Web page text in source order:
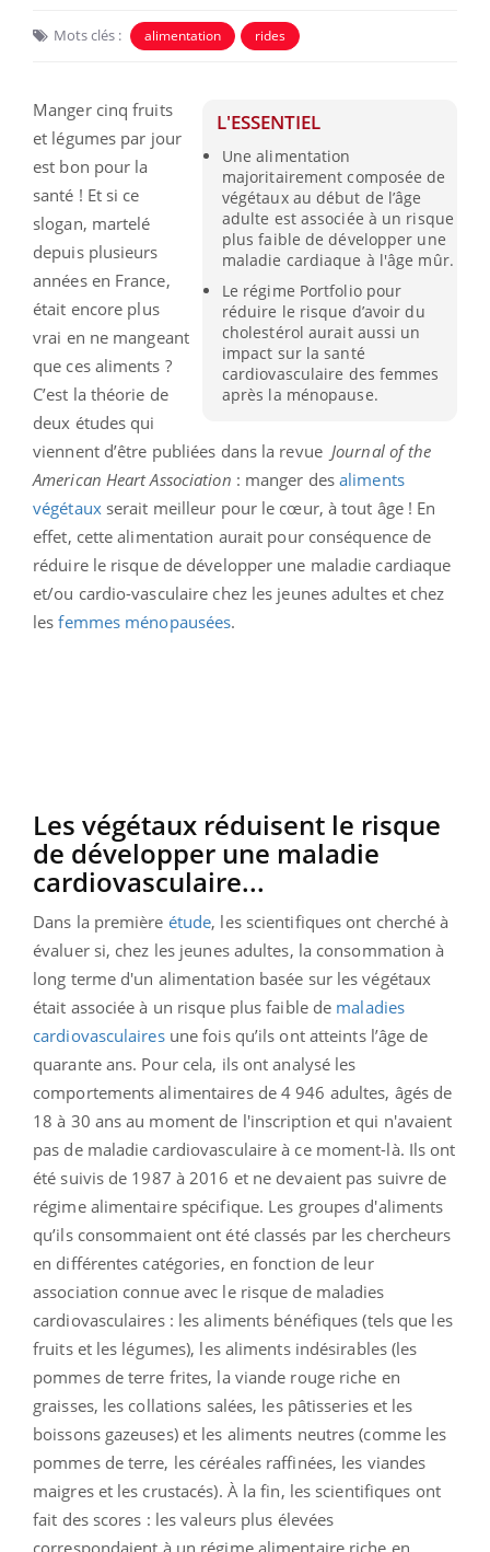
Mots clés : alimentation rides
L'ESSENTIEL
Une alimentation
majoritairement composée de
végétaux au début de l’âge
adulte est associée à un risque
plus faible de développer une
maladie cardiaque à l'âge mûr.
Le régime Portfolio pour
réduire le risque d’avoir du
cholestérol aurait aussi un
impact sur la santé
cardiovasculaire des femmes
après la ménopause.
Manger cinq fruits
et légumes par jour
est bon pour la
santé ! Et si ce
slogan, martelé
depuis plusieurs
années en France,
était encore plus
vrai en ne mangeant
que ces aliments ?
C’est la théorie de
deux études qui
viennent d’être publiées dans la revueJournal of the
American Heart Association : manger desaliments
végétauxserait meilleur pour le cœur, à tout âge ! En
effet, cette alimentation aurait pour conséquence de
réduire le risque de développer une maladie cardiaque
et/ou cardio-vasculaire chez les jeunes adultes et chez
les femmes ménopausées.
Les végétaux réduisent le risque
de développer une maladie
cardiovasculaire...
Dans la première étude, les scientifiques ont cherché à
évaluer si, chez les jeunes adultes, la consommation à
long terme d'un alimentation basée sur les végétaux
était associée à un risque plus faible de maladies
cardiovasculairesune fois qu’ils ont atteints l’âge de
quarante ans. Pour cela, ils ont analysé les
comportements alimentaires de 4 946 adultes, âgés de
18 à 30 ans au moment de l'inscription et qui n'avaient
pas de maladie cardiovasculaire à ce moment-là. Ils ont
été suivis de 1987 à 2016 et ne devaient pas suivre de
régime alimentaire spécifique. Les groupes d'aliments
qu’ils consommaient ont été classés par les chercheurs
en différentes catégories, en fonction de leur
association connue avec le risque de maladies
cardiovasculaires : les aliments bénéfiques (tels que les
fruits et les légumes), les aliments indésirables (les
pommes de terre frites, la viande rouge riche en
graisses, les collations salées, les pâtisseries et les
boissons gazeuses) et les aliments neutres (comme les
pommes de terre, les céréales raffinées, les viandes
maigres et les crustacés). À la fin, les scientifiques ont
fait des scores : les valeurs plus élevées